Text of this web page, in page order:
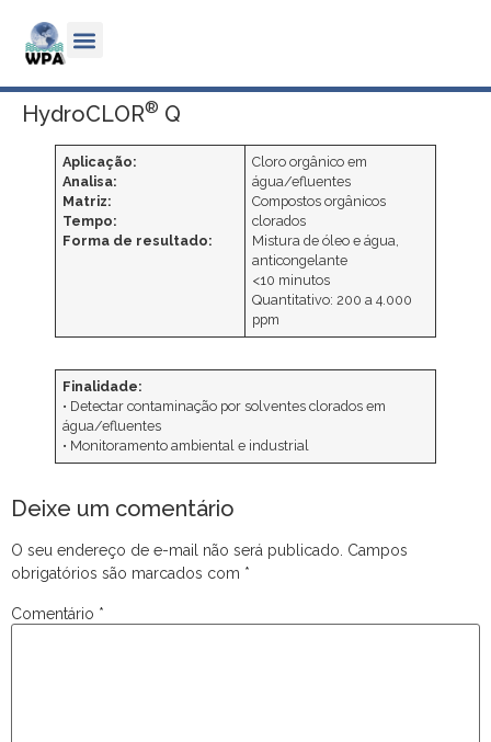
HydroCLOR® Q
Aplicação:
Analisa:
Matriz:
Tempo:
Forma de resultado:
Cloro orgânico em
água/efluentes
Compostos orgânicos
clorados
Mistura de óleo e água,
anticongelante
<10 minutos
Quantitativo: 200 a 4.000
ppm
Finalidade:
• Detectar contaminação por solventes clorados em
água/efluentes
• Monitoramento ambiental e industrial
Deixe um comentário
O seu endereço de e-mail não será publicado. Campos
obrigatórios são marcados com *
Comentário *